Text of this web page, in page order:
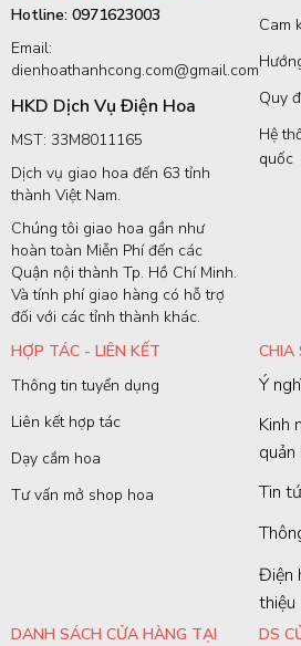
Hotline: 0971623003
Email:
dienhoathanhcong.com@gmail.com
HKD Dịch Vụ Điện Hoa
MST: 33M8011165
Dịch vụ giao hoa đến 63 tỉnh
thành Việt Nam.
Chúng tôi giao hoa gần như
hoàn toàn Miễn Phí đến các
Quận nội thành Tp. Hồ Chí Minh.
Và tính phí giao hàng có hỗ trợ
đối với các tỉnh thành khác.
Cam
Quy
Hệ
quốc
HỢP TÁC - LIÊN KẾT
Thông tin tuyển dụng
Liên kết hợp tác
Dạy cắm hoa
Tư vấn mở shop hoa
CHIA
Ý
Kinh
quản
Tin
Điện
thiệu
DANH SÁCH CỬA HÀNG TẠI
DS